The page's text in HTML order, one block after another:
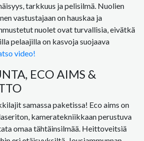
tarkkuus ja pelisilmä. Nuolien
vastustajaan on hauskaa ja
nuolet ovat turvallisia, eivätkä
pelaajilla on kasvoja suojaava
video!
ECO AIMS &
samassa paketissa! Eco aims on
kameratekniikkaan perustuva
omaa tähtäinsilmää. Heittoveitsiä